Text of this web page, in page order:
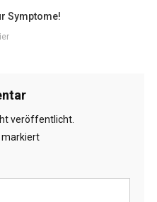
Symptome!
veröffentlicht.